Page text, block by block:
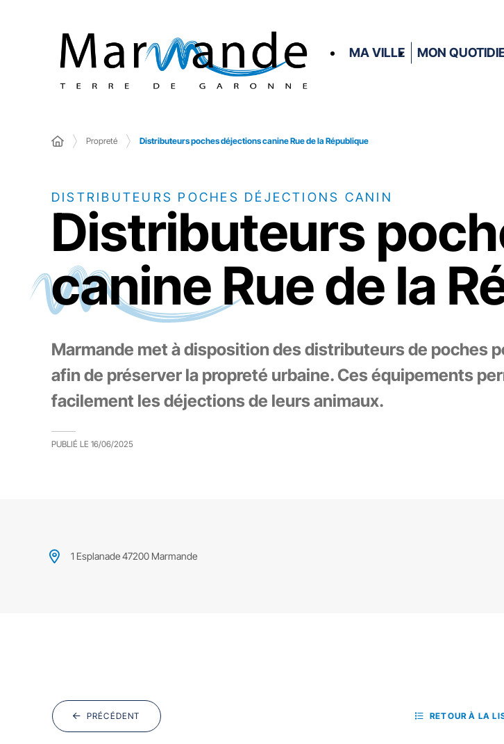
MA VILLE MON
Propreté Distributeurs poches déjections canine Rue de la République
DISTRIBUTEURS POCHES DÉJECTIONS CANIN
Distributeurs
canine Rue de la
Marmande met à disposition des distributeurs de poches
afin de préserver la propreté urbaine. Ces équipements
facilement les déjections de leurs animaux.
PUBLIÉ LE 16/06/2025
1 Esplanade 47200 Marmande
PRÉCÉDENT RETOUR À LA